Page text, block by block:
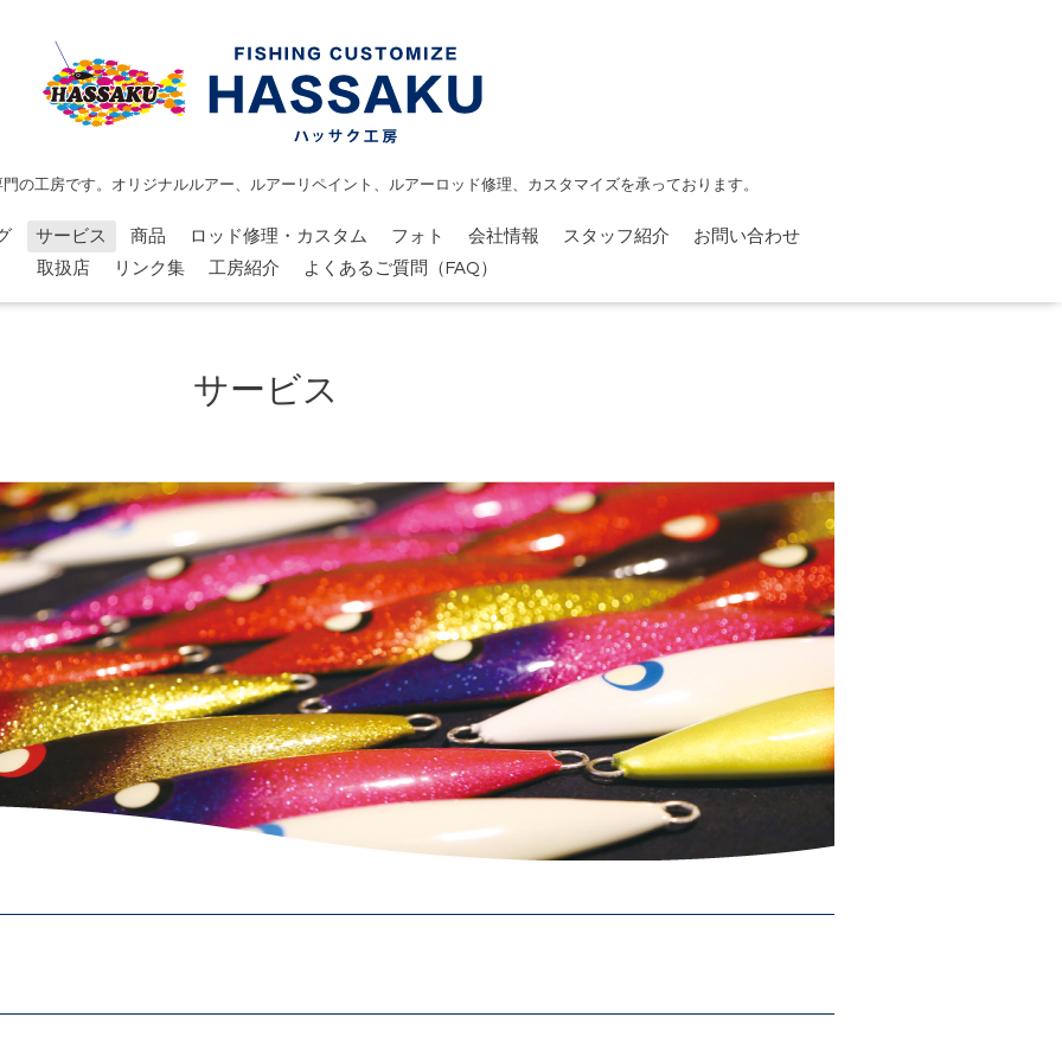
の工房です。オリジナルルアー、ルアーリペイント、ルアーロッド修理、カスタマイズを承っております。
サービス 商品 ロッド修理・カスタム フォト 会社情報 スタッフ紹介
お問い合わせ
取扱店
リンク集 工房紹介 よくあるご質問（FAQ）
サービス